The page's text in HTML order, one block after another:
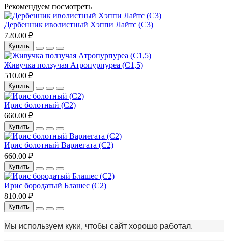
Рекомендуем посмотреть
Дербенник иволистный Хэппи Лайтс (С3)
720.00 ₽
Купить
Живучка ползучая Атропурпуреа (С1,5)
510.00 ₽
Купить
Ирис болотный (С2)
660.00 ₽
Купить
Ирис болотный Вариегата (С2)
660.00 ₽
Купить
Ирис бородатый Блашес (С2)
810.00 ₽
Купить
Мы используем куки, чтобы сайт хорошо работал.